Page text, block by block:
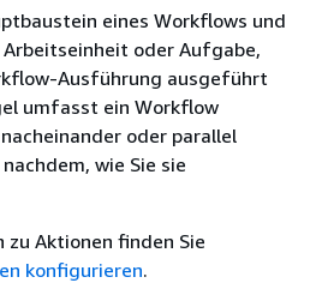
eines Workflows und
oder Aufgabe,
Ausführung ausgeführt
umfasst ein Workflow
oder parallel
wie Sie sie
Aktionen finden Sie
konfigurieren.